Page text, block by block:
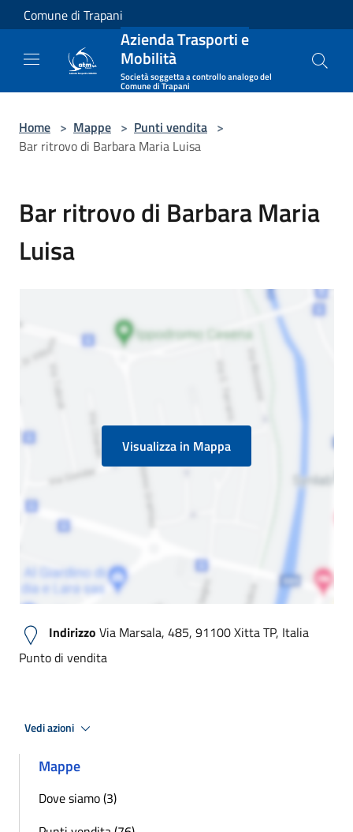
Salta al contenuto principale
Comune di Trapani
Azienda Trasporti e
Mobilità
Società soggetta a controllo analogo del
Comune di Trapani
Home > Mappe > Punti vendita >
Bar ritrovo di Barbara Maria Luisa
Bar ritrovo di Barbara Maria
Luisa
Visualizza in Mappa
Indirizzo Via Marsala, 485, 91100 Xitta TP, Italia
Punto di vendita
Vedi azioni
Mappe
Dove siamo (3)